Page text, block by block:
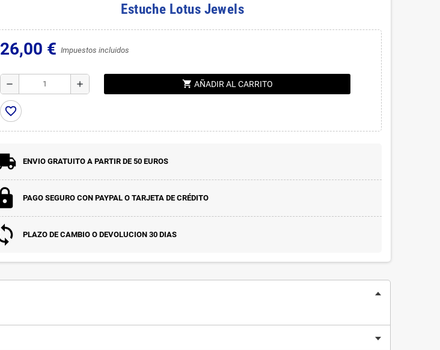
Estuche Lotus Jewels
26,00 € Impuestos incluidos
remove add shopping_cart AÑADIR AL CARRITO
favorite_border
ENVIO GRATUITO A PARTIR DE 50 EUROS
PAGO SEGURO CON PAYPAL O TARJETA DE CRÉDITO
PLAZO DE CAMBIO O DEVOLUCION 30 DIAS